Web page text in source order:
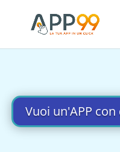
Vuoi un'APP